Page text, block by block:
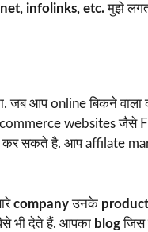
infolinks, etc.मुझे
जब आप online बिकने वाला
websites जैसे
कर सकते है. आप affilate
companyउनके product
भी देते हैं. आपका blogजिस